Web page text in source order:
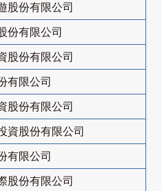
股份有限公司
份有限公司
股份有限公司
有限公司
股份有限公司
資股份有限公司
有限公司
股份有限公司